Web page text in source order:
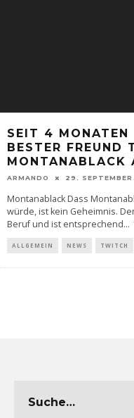
SEIT 4 MONATEN
BESTER FREUND
MONTANABLACK
ARMANDO 29.
Montanablack Dass
würde, ist kein Geheimnis.
Beruf und ist entsprechend...
ALLGEMEIN NEWS TWITCH